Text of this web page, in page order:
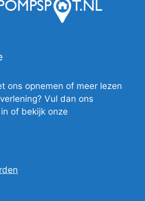
ons opnemen of meer lezen
Vul dan ons
of bekijk onze